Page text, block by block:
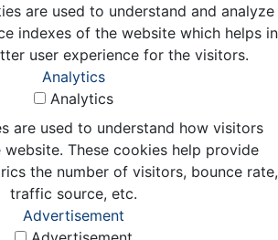
are used to understand and analyze
indexes of the website which helps in
user experience for the visitors.
Analytics
Analytics
are used to understand how visitors
These cookies help provide
the number of visitors, bounce rate,
traffic source, etc.
Advertisement